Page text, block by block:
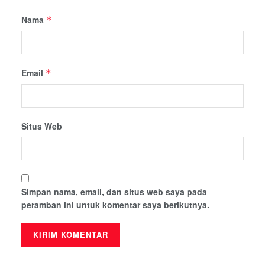
Nama *
Email *
Situs Web
Simpan nama, email, dan situs web saya pada
peramban ini untuk komentar saya berikutnya.